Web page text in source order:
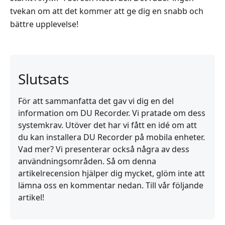
tvekan om att det kommer att ge dig en snabb och
bättre upplevelse!
Slutsats
För att sammanfatta det gav vi dig en del
information om DU Recorder. Vi pratade om dess
systemkrav. Utöver det har vi fått en idé om att
du kan installera DU Recorder på mobila enheter.
Vad mer? Vi presenterar också några av dess
användningsområden. Så om denna
artikelrecension hjälper dig mycket, glöm inte att
lämna oss en kommentar nedan. Till vår följande
artikel!